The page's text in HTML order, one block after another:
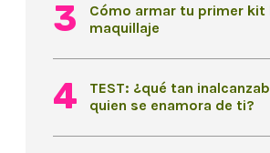
Cómo armar tu primer kit
maquillaje
TEST: ¿qué tan
quien se enamora de ti?